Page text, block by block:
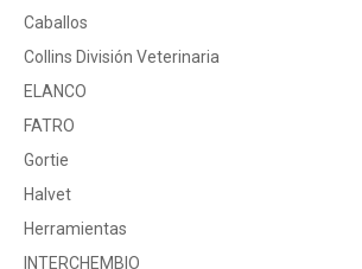
Caballos
Collins División Veterinaria
ELANCO
FATRO
Gortie
Halvet
Herramientas
INTERCHEMBIO